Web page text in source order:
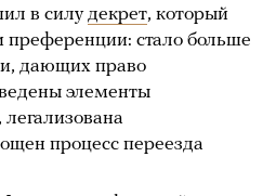
в силудекрет, который
преференции: стало больше
дающих право
элементы
легализована
процесс переезда